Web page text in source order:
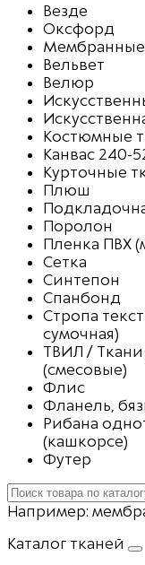
Везде
Оксфорд
Мембранные
Вельвет
Велюр
Костюмные
Канвас 240-
Курточные
Плюш
Поролон
Пленка ПВХ
Сетка
Синтепон
Спанбонд
Стропа
сумочная)
ТВИЛ /
(смесовые)
Флис
Фланель,
Рибана
(кашкорсе)
Футер
Например:
Каталог тканей